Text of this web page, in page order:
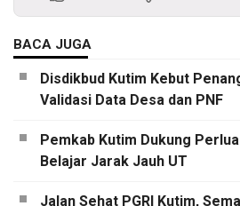
BACA JUGA
Disdikbud Kutim Kebut
Validasi Data Desa dan PNF
Pemkab Kutim Dukung
Belajar Jarak Jauh UT
Jalan Sehat PGRI Kutim,